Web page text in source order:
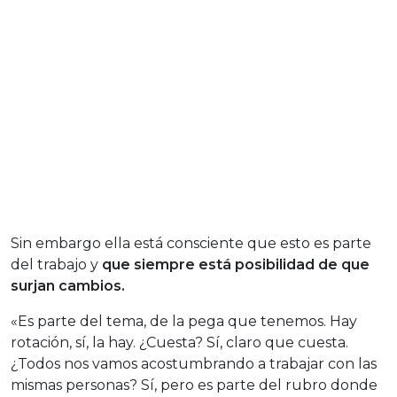
Sin embargo ella está consciente que esto es parte
del trabajo y que siempre está posibilidad de que
surjan cambios.
«Es parte del tema, de la pega que tenemos. Hay
rotación, sí, la hay. ¿Cuesta? Sí, claro que cuesta.
¿Todos nos vamos acostumbrando a trabajar con las
mismas personas? Sí, pero es parte del rubro donde